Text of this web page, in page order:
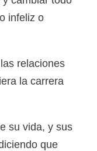
infeliz o
relaciones
la carrera
su vida, y sus
que